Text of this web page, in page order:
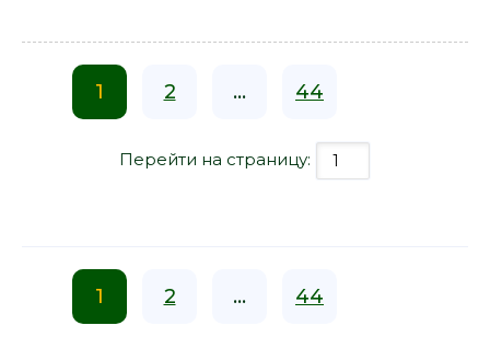
1 2 ... 44
Перейти на страницу:
1 2 ... 44